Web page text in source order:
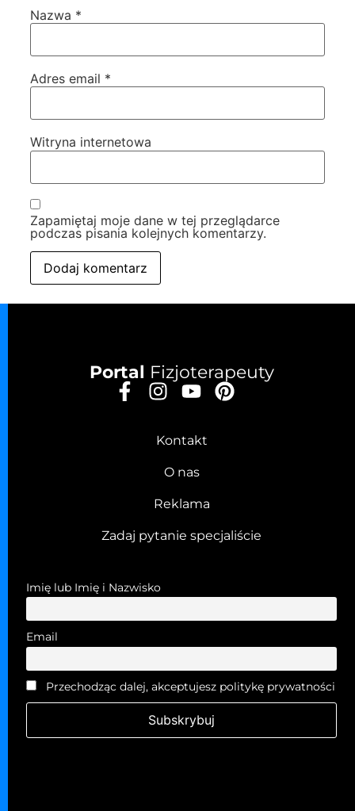
Nazwa *
Adres email *
Witryna internetowa
Zapamiętaj moje dane w tej przeglądarce
podczas pisania kolejnych komentarzy.
Portal Fizjoterapeuty
Kontakt
O nas
Reklama
Zadaj pytanie specjaliście
Imię lub Imię i Nazwisko
Email
Przechodząc dalej, akceptujesz politykę prywatności